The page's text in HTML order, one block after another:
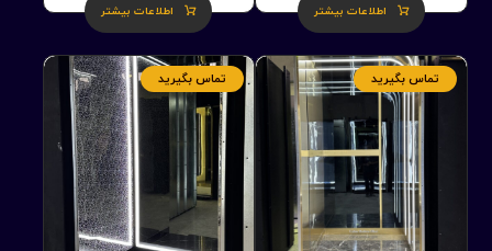
اطلاعات بیشتر اطلاعات بیشتر
تماس بگیرید تماس بگیرید